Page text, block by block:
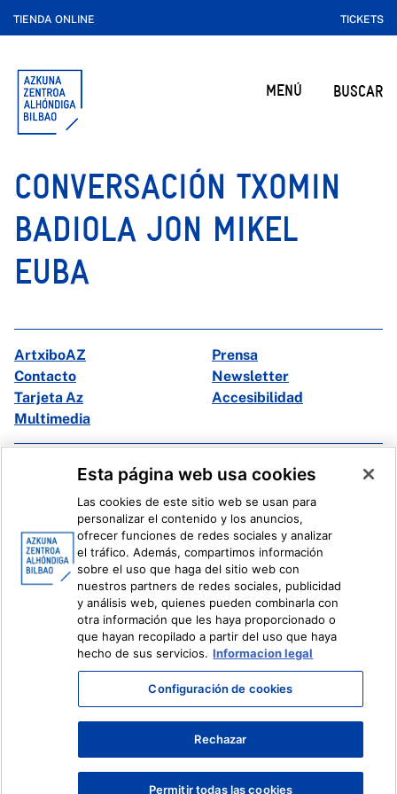
TIENDA ONLINE TICKETS
MENÚ BUSCAR
CONVERSACIÓN TXOMIN
BADIOLA JON MIKEL
EUBA
ArtxiboAZ
Prensa
Contacto
Newsletter
Tarjeta Az
Accesibilidad
Multimedia
Facebook
X
Ivoox
Información legal Sistema Interno de Información
Esta página web usa cookies
Las cookies de este sitio web se usan para
personalizar el contenido y los anuncios,
ofrecer funciones de redes sociales y analizar
el tráfico. Además, compartimos información
sobre el uso que haga del sitio web con
nuestros partners de redes sociales, publicidad
y análisis web, quienes pueden combinarla con
otra información que les haya proporcionado o
que hayan recopilado a partir del uso que haya
hecho de sus servicios. Informacion legal
Configuración de cookies
Rechazar
Permitir todas las cookies